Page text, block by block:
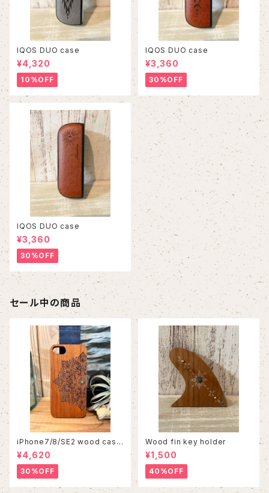
IQOS DUO case
¥4,320
10%OFF
IQOS DUO case
¥3,360
30%OFF
IQOS DUO case
¥3,360
30%OFF
セール中の商品
iPhone7/8/SE2 wood case
86
¥4,620
30%OFF
Wood fin key holder
¥1,500
40%OFF